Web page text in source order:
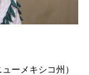
ーメキシコ州）